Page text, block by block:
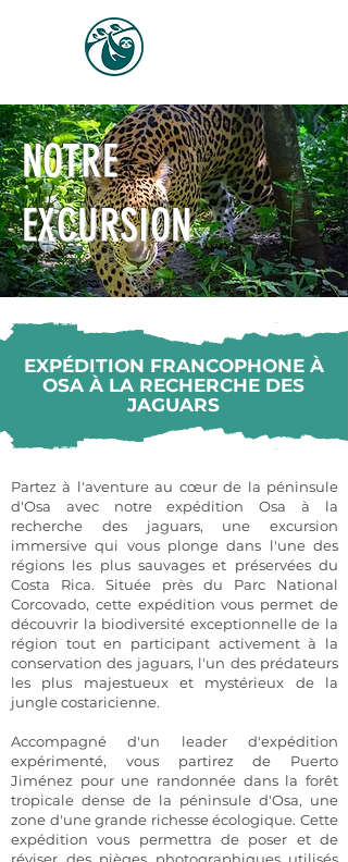
NOTRE
EXCURSION
EXPÉDITION FRANCOPHONE À
OSA À LA RECHERCHE DES
JAGUARS
Partez à l'aventure au cœur de la péninsule
d'Osa avec notre expédition Osa à la
recherche des jaguars, une excursion
immersive qui vous plonge dans l'une des
régions les plus sauvages et préservées du
Costa Rica. Située près du Parc National
Corcovado, cette expédition vous permet de
découvrir la biodiversité exceptionnelle de la
région tout en participant activement à la
conservation des jaguars, l'un des prédateurs
les plus majestueux et mystérieux de la
jungle costaricienne.
Accompagné d'un leader d'expédition
expérimenté, vous partirez de Puerto
Jiménez pour une randonnée dans la forêt
tropicale dense de la péninsule d'Osa, une
zone d'une grande richesse écologique. Cette
expédition vous permettra de poser et de